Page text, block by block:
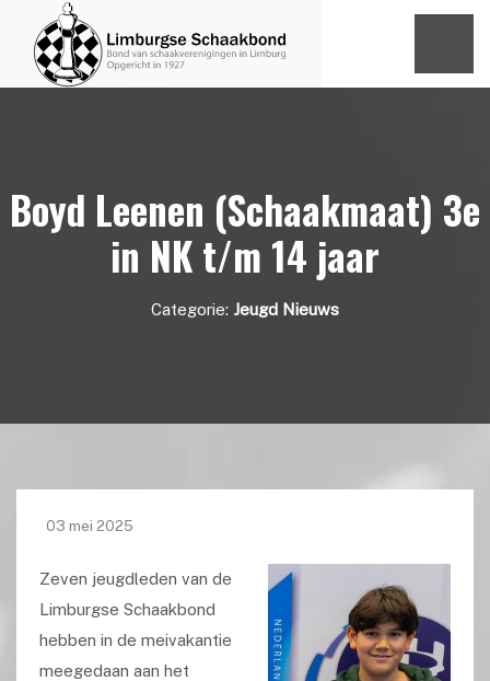
Boyd Leenen (Schaakmaat) 3e
in NK t/m 14 jaar
Categorie: Jeugd Nieuws
03 mei 2025
Zeven jeugdleden van de
Limburgse Schaakbond
hebben in de meivakantie
meegedaan aan het